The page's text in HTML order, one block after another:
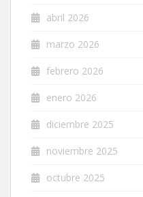
abril 2026
marzo 2026
febrero 2026
enero 2026
diciembre 2025
noviembre 2025
octubre 2025